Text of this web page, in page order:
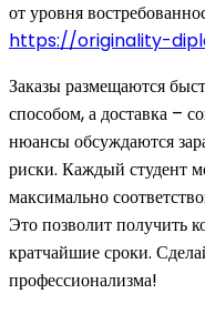
от уровня
https://originality-
Заказы размещаются
способом, а доставка –
нюансы обсуждаются
риски. Каждый студент
максимально
Это позволит получить
кратчайшие сроки.
профессионализма!